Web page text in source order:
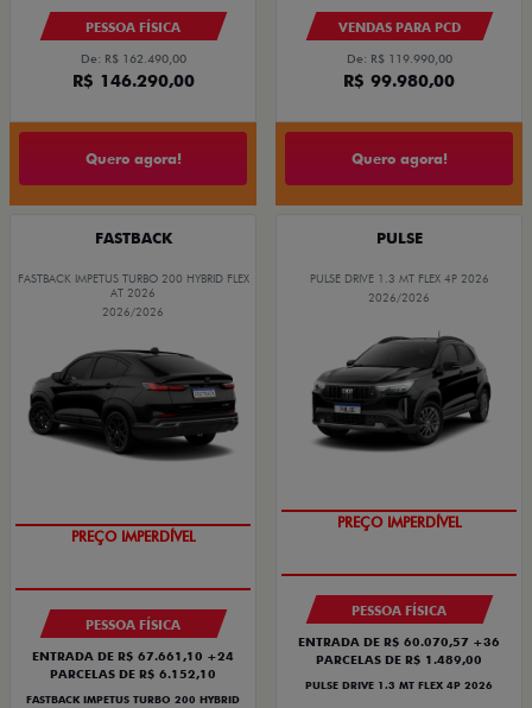
PESSOA FÍSICA
De: R$ 162.490,00
R$ 146.290,00
Quero agora!
VENDAS PARA PCD
De: R$ 119.990,00
R$ 99.980,00
Quero agora!
FASTBACK
FASTBACK IMPETUS TURBO 200 HYBRID FLEX
AT 2026
2026/2026
PREÇO IMPERDÍVEL
PESSOA FÍSICA
ENTRADA DE R$ 67.661,10 +24
PARCELAS DE R$ 6.152,10
FASTBACK IMPETUS TURBO 200 HYBRID
PULSE
PULSE DRIVE 1.3 MT FLEX 4P 2026
2026/2026
PREÇO IMPERDÍVEL
PESSOA FÍSICA
ENTRADA DE R$ 60.070,57 +36
PARCELAS DE R$ 1.489,00
PULSE DRIVE 1.3 MT FLEX 4P 2026